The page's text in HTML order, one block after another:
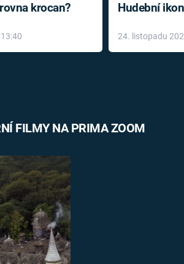
krocan?
Hudební
léky
24. listopadu
FILMY NA PRIMA ZOOM